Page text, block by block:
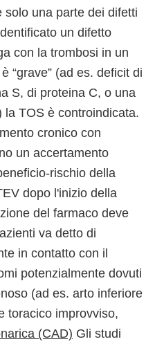
una parte dei difetti
un difetto
con la trombosi in un
“grave” (ad es. deficit di
S, di proteina C, o una
TOS è controindicata.
cronico con
un accertamento
rischio della
dopo l'inizio della
del farmaco deve
va detto di
in contatto con il
potenzialmente dovuti
(ad es. arto inferiore
toracico improvviso,
(CAD) Gli studi